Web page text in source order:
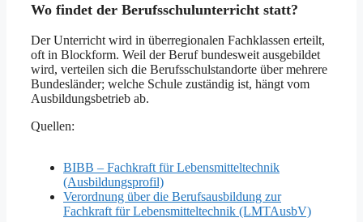
Wo findet der Berufsschulunterricht statt?
Der Unterricht wird in überregionalen Fachklassen erteilt,
oft in Blockform. Weil der Beruf bundesweit ausgebildet
wird, verteilen sich die Berufsschulstandorte über mehrere
Bundesländer; welche Schule zuständig ist, hängt vom
Ausbildungsbetrieb ab.
Quellen:
BIBB – Fachkraft für Lebensmitteltechnik
(Ausbildungsprofil)
Verordnung über die Berufsausbildung zur
Fachkraft für Lebensmitteltechnik (LMTAusbV)